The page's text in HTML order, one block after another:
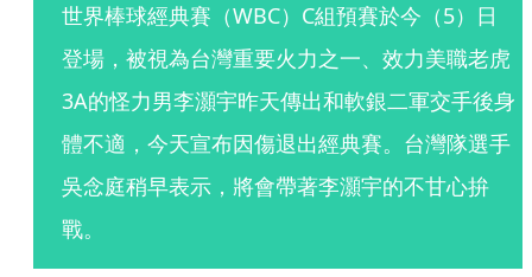
世界棒球經典賽（WBC）C組預賽於今（5）日
登場，被視為台灣重要火力之一、效力美職老虎
3A的怪力男李灝宇昨天傳出和軟銀二軍交手後身
體不適，今天宣布因傷退出經典賽。台灣隊選手
吳念庭稍早表示，將會帶著李灝宇的不甘心拚
戰。